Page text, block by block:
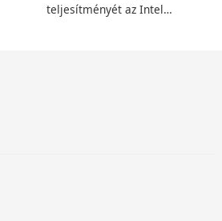
teljesítményét az Intel